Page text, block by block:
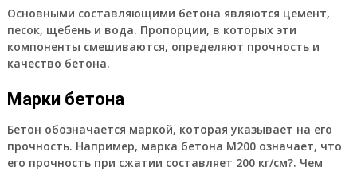
Основными составляющими бетона являются цемент,
песок, щебень и вода. Пропорции, в которых эти
компоненты смешиваются, определяют прочность и
качество бетона.
Марки бетона
Бетон обозначается маркой, которая указывает на его
прочность. Например, марка бетона М200 означает, что
его прочность при сжатии составляет 200 кг/см?. Чем